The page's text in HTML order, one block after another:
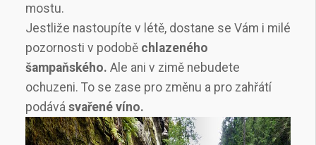
mostu.
Jestliže nastoupíte v létě, dostane se Vám i milé
pozornosti v podobě chlazeného
šampaňského. Ale ani v zimě nebudete
ochuzeni. To se zase pro změnu a pro zahřátí
podává svařené víno.